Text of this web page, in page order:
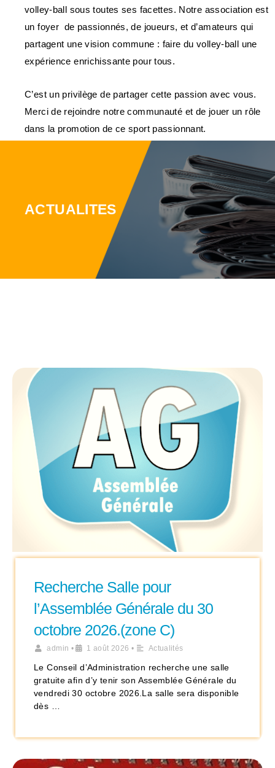
volley-ball sous toutes ses facettes. Notre association est
un foyer de passionnés, de joueurs, et d’amateurs qui
partagent une vision commune : faire du volley-ball une
expérience enrichissante pour tous.
C’est un privilège de partager cette passion avec vous.
Merci de rejoindre notre communauté et de jouer un rôle
dans la promotion de ce sport passionnant.
ACTUALITES
Recherche Salle pour
l’Assemblée Générale du 30
octobre 2026.(zone C)
admin • 1 août 2026 • Actualités
Le Conseil d’Administration recherche une salle
gratuite afin d’y tenir son Assemblée Générale du
vendredi 30 octobre 2026.La salle sera disponible
dès …